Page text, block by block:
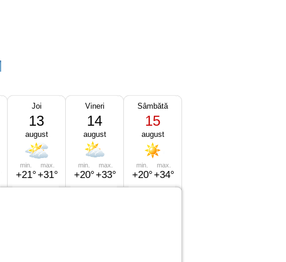
Joi
13
august
min.
+21°
max.
+31°
Vineri
14
august
min.
+20°
max.
+33°
Sâmbătă
15
august
min.
+20°
max.
+34°